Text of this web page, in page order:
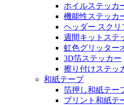
ホイルステッカ
機能性ステッカ
ヘッダー スクリ
週間キットステ
虹色グリッター
3D箔ステッカー
擦り付けステッ
和紙テープ
箔押し和紙テー
プリント和紙テ